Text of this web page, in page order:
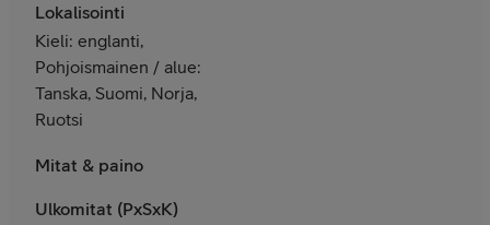
Lokalisointi
Kieli: englanti,
Pohjoismainen / alue:
Tanska, Suomi, Norja,
Ruotsi
Mitat & paino
Ulkomitat (PxSxK)